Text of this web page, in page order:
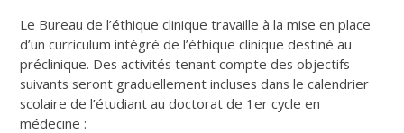
Le Bureau de l’éthique clinique travaille à la mise en place
d’un curriculum intégré de l’éthique clinique destiné au
préclinique. Des activités tenant compte des objectifs
suivants seront graduellement incluses dans le calendrier
scolaire de l’étudiant au doctorat de 1er cycle en
médecine :